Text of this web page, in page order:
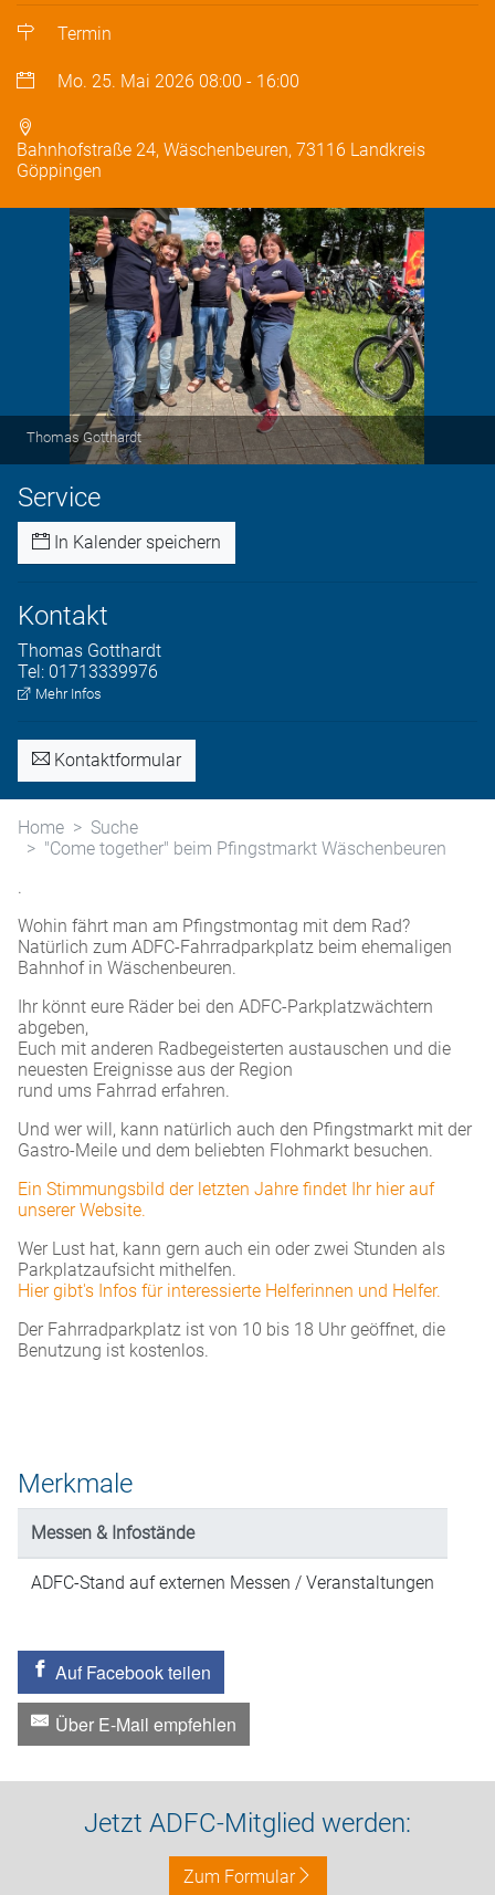
Termin
Mo. 25. Mai 2026 08:00 - 16:00
Bahnhofstraße 24, Wäschenbeuren, 73116 Landkreis
Göppingen
Thomas Gotthardt
Service
In Kalender speichern
Kontakt
Thomas Gotthardt
Tel: 01713339976
Mehr Infos
Kontaktformular
Home
Suche
"Come together" beim Pfingstmarkt Wäschenbeuren
.
Wohin fährt man am Pfingstmontag mit dem Rad?
Natürlich zum ADFC-Fahrradparkplatz beim ehemaligen
Bahnhof in Wäschenbeuren.
Ihr könnt eure Räder bei den ADFC-Parkplatzwächtern
abgeben,
Euch mit anderen Radbegeisterten austauschen und die
neuesten Ereignisse aus der Region
rund ums Fahrrad erfahren.
Und wer will, kann natürlich auch den Pfingstmarkt mit der
Gastro-Meile und dem beliebten Flohmarkt besuchen.
Ein Stimmungsbild der letzten Jahre findet Ihr hier auf
unserer Website.
Wer Lust hat, kann gern auch ein oder zwei Stunden als
Parkplatzaufsicht mithelfen.
Hier gibt's Infos für interessierte Helferinnen und Helfer.
Der Fahrradparkplatz ist von 10 bis 18 Uhr geöffnet, die
Benutzung ist kostenlos.
Merkmale
Messen & Infostände
ADFC-Stand auf externen Messen / Veranstaltungen
Auf Facebook teilen
Über E-Mail empfehlen
Jetzt ADFC-Mitglied werden:
Zum Formular